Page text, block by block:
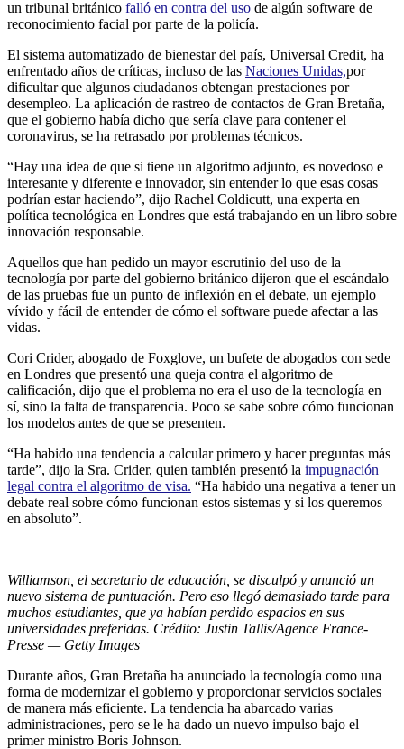
un tribunal británico falló en contra del uso de algún software de
reconocimiento facial por parte de la policía.
El sistema automatizado de bienestar del país, Universal Credit, ha
enfrentado años de críticas, incluso de las Naciones Unidas,por
dificultar que algunos ciudadanos obtengan prestaciones por
desempleo. La aplicación de rastreo de contactos de Gran Bretaña,
que el gobierno había dicho que sería clave para contener el
coronavirus, se ha retrasado por problemas técnicos.
“Hay una idea de que si tiene un algoritmo adjunto, es novedoso e
interesante y diferente e innovador, sin entender lo que esas cosas
podrían estar haciendo”, dijo Rachel Coldicutt, una experta en
política tecnológica en Londres que está trabajando en un libro sobre
innovación responsable.
Aquellos que han pedido un mayor escrutinio del uso de la
tecnología por parte del gobierno británico dijeron que el escándalo
de las pruebas fue un punto de inflexión en el debate, un ejemplo
vívido y fácil de entender de cómo el software puede afectar a las
vidas.
Cori Crider, abogado de Foxglove, un bufete de abogados con sede
en Londres que presentó una queja contra el algoritmo de
calificación, dijo que el problema no era el uso de la tecnología en
sí, sino la falta de transparencia. Poco se sabe sobre cómo funcionan
los modelos antes de que se presenten.
“Ha habido una tendencia a calcular primero y hacer preguntas más
tarde”, dijo la Sra. Crider, quien también presentó la impugnación
legal contra el algoritmo de visa. “Ha habido una negativa a tener un
debate real sobre cómo funcionan estos sistemas y si los queremos
en absoluto”.
Williamson, el secretario de educación, se disculpó y anunció un
nuevo sistema de puntuación. Pero eso llegó demasiado tarde para
muchos estudiantes, que ya habían perdido espacios en sus
universidades preferidas. Crédito: Justin Tallis/Agence France-
Presse — Getty Images
Durante años, Gran Bretaña ha anunciado la tecnología como una
forma de modernizar el gobierno y proporcionar servicios sociales
de manera más eficiente. La tendencia ha abarcado varias
administraciones, pero se le ha dado un nuevo impulso bajo el
primer ministro Boris Johnson.